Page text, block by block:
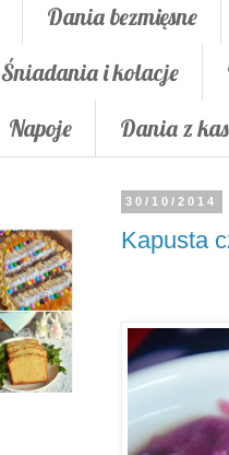
Dania bezmięsne
Śniadania i kolacje
Napoje Dania z
30/10/2014
Kapusta